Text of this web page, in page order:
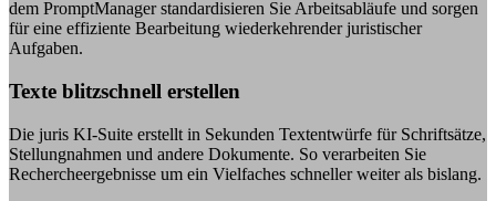
dem PromptManager standardisieren Sie Arbeitsabläufe und sorgen
für eine effiziente Bearbeitung wiederkehrender juristischer
Aufgaben.
Texte blitzschnell erstellen
Die juris KI-Suite erstellt in Sekunden Textentwürfe für Schriftsätze,
Stellungnahmen und andere Dokumente. So verarbeiten Sie
Rechercheergebnisse um ein Vielfaches schneller weiter als bislang.